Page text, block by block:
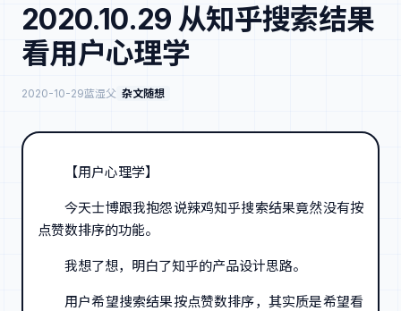
2020.10.29 从知乎搜索结果
看用户心理学
2020-10-29蓝湿父 杂文随想
【用户心理学】
今天士博跟我抱怨说辣鸡知乎搜索结果竟然没有按
点赞数排序的功能。
我想了想，明白了知乎的产品设计思路。
用户希望搜索结果按点赞数排序，其实质是希望看